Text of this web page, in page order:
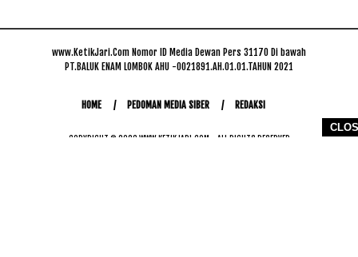
www.KetikJari.Com Nomor ID Media Dewan Pers 31170 Di bawah
PT.BALUK ENAM LOMBOK AHU -0021891.AH.01.01.TAHUN 2021
HOME PEDOMAN MEDIA SIBER REDAKSI
COPYRIGHT © 2026 WWW.KETIKJARI.COM - ALL RIGHTS RESERVED